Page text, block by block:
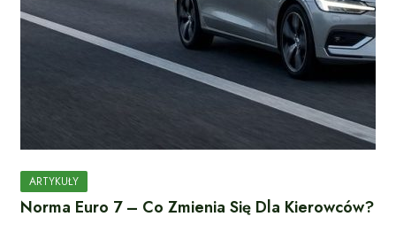
ARTYKUŁY
Norma Euro 7 – Co Zmienia Się Dla Kierowców?